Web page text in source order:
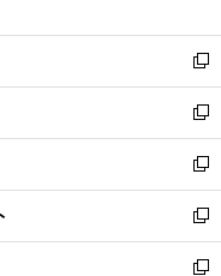
開
く
ウ
で
開
く
ン
ド
ウ
で
開
く
ウ
ィ
ン
ド
ウ
で
開
く
新
し
い
ウ
ィ
ン
ド
ウ
で
新
し
い
ウ
ィ
ン
ド
新
し
い
ウ
ィ
新
し
い